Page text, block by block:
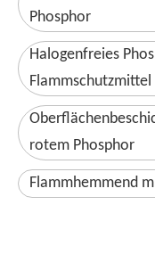
Phosphor
Halogenfreies
Flammschutzmittel
rotem Phosphor
Flammhemmend